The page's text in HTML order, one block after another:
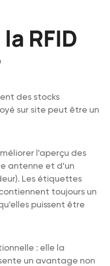
RFID
des stocks
sur site peut être un
l'aperçu des
antenne et d'un
Les étiquettes
toujours un
puissent être
: elle la
un avantage non